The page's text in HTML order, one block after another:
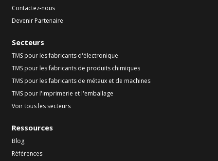
Contactez-nous
Devenir Partenaire
Secteurs
TMS pour les fabricants d'électronique
TMS pour les fabricants de produits chimiques
TMS pour les fabricants de métaux et de machines
TMS pour l'imprimerie et l'emballage
Voir tous les secteurs
Ressources
Blog
Références